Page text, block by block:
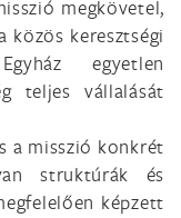
megkövetel,
közös keresztségi
egyetlen
teljes vállalását
a misszió konkrét
struktúrák és
képzett